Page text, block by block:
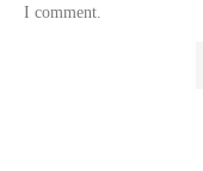
I comment.